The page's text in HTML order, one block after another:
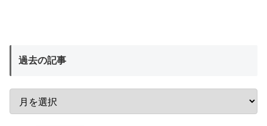
過去の記事